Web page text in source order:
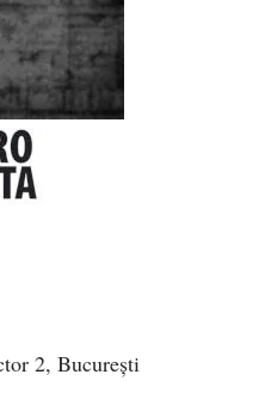
2, București